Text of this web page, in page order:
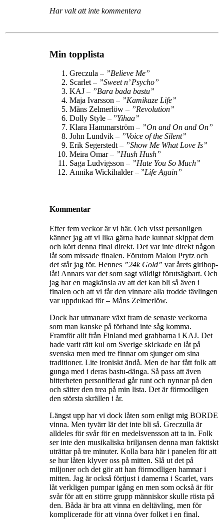
Har valt att inte kommentera
Min topplista
Greczula – ”Believe Me”
Scarlet – ”Sweet n’ Psycho”
KAJ – ”Bara bada bastu”
Maja Ivarsson – ”Kamikaze Life”
Måns Zelmerlöw – ”Revolution”
Dolly Style – ”Yihaa”
Klara Hammarström – ”On and On and On”
John Lundvik – ”Voice of the Silent”
Erik Segerstedt – ”Show Me What Love Is”
Meira Omar – ”Hush Hush”
Saga Ludvigsson – ”Hate You So Much”
Annika Wickihalder – ”Life Again”
Kommentar
Efter fem veckor är vi här. Och visst personligen
känner jag att vi lika gärna hade kunnat skippat dem
och kört denna final direkt. Det var inte direkt någon
låt som missade finalen. Förutom Malou Prytz och
det står jag för. Hennes ”24k Gold” var årets girlbop-
låt! Annars var det som sagt väldigt förutsägbart. Och
jag har en magkänsla av att det kan bli så även i
finalen och att vi får den vinnare alla trodde tävlingen
var uppdukad för – Måns Zelmerlöw.
Dock har utmanare växt fram de senaste veckorna
som man kanske på förhand inte såg komma.
Framför allt från Finland med grabbarna i KAJ. Det
hade varit rätt kul om Sverige skickade en låt på
svenska men med tre finnar om sjunger om sina
traditioner. Lite ironiskt ändå. Men de har fått folk att
gunga med i deras bastu-dänga. Så pass att även
bitterheten personifierad går runt och nynnar på den
och sätter den trea på min lista. Det är förmodligen
den största skrällen i år.
Längst upp har vi dock låten som enligt mig BORDE
vinna. Men tyvärr lär det inte bli så. Greczulla är
alldeles för svår för en medelsvensson att ta in. Folk
ser inte den musikaliska briljansen denna man faktiskt
uträttar på tre minuter. Kolla bara här i panelen för att
se hur låten klyver oss på mitten. Slå ut det på
miljoner och det gör att han förmodligen hamnar i
mitten. Jag är också förtjust i damerna i Scarlet, vars
låt verkligen pumpar igång en men som också är för
svår för att en större grupp människor skulle rösta på
den. Båda är bra att vinna en deltävling, men för
komplicerade för att vinna över folket i en final.